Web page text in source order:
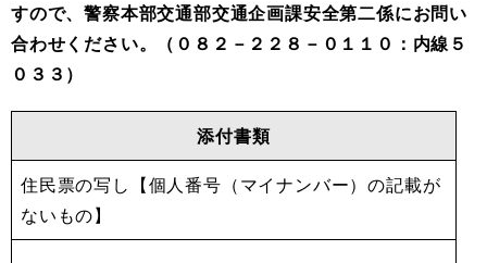
すので、警察本部交通部交通企画課安全第二係にお問い
合わせください。（０８２－２２８－０１１０：内線５
０３３）
添付書類
住民票の写し【個人番号（マイナンバー）の記載が
ないもの】